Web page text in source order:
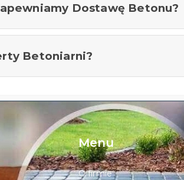
Dostawę Betonu?
Betoniarni?
Menu
O firmie